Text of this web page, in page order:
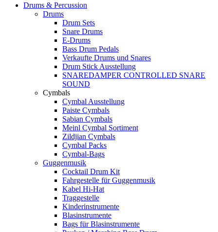
Drums & Percussion
Drums
Drum Sets
Snare Drums
E-Drums
Bass Drum Pedals
Verkaufte Drums und Snares
Drum Stick Ausstellung
SNAREDAMPER CONTROLLED SNARE
SOUND
Cymbals
Cymbal Ausstellung
Paiste Cymbals
Sabian Cymbals
Meinl Cymbal Sortiment
Zildjian Cymbals
Cymbal Packs
Cymbal-Bags
Guggenmusik
Cocktail Drum Kit
Fahrgestelle für Guggenmusik
Kabel Hi-Hat
Traggestelle
Kinderinstrumente
Blasinstrumente
Bags für Blasinstrumente